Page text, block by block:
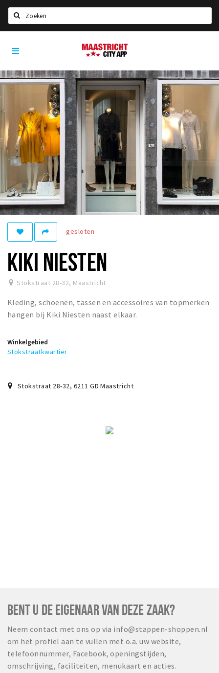
Home
Agenda
Deals
Nieuws, interviews & blogs
Eten
Drinken
Slapen
Recreatief
Winkels
Winkelgebieden
Bezienswaardigheden
Musea, theaters & podia
Uitjes & activiteiten
Toeristische routes
Baroniepoorten
Maastricht
City
gesloten
KIKI NIESTEN
Stokstraat 28-32, Maastricht
Kleding, schoenen, tassen en accessoires van topmerken
hangen bij Kiki Niesten naast elkaar.
Winkelgebied
Stokstraatkwartier
Stokstraat 28-32, 6211 GD Maastricht
BENT U DE EIGENAAR VAN DEZE ZAAK?
Neem contact met ons op via info@stappen-shoppen.nl
om het profiel aan te vullen met o.a. uw website,
telefoonnummer, Facebook, openingstijden,
omschrijving, faciliteiten, menukaart en acties.